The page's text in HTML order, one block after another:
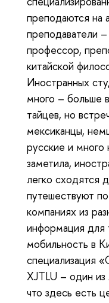
преподаются на
преподаватели
профессор,
китайской
Иностранных
много – больше
тайцев, но
мексиканцы,
русские и
заметила,
легко сходятся
путешествуют
компаниях из
информация для
мобильность в
специализация
XJTLU – один из
что здесь есть